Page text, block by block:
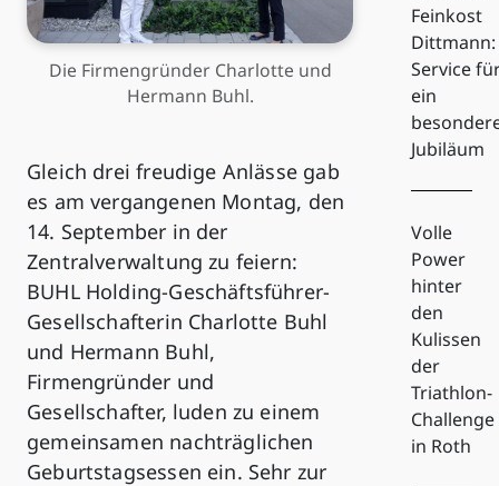
Die Firmengründer Charlotte und
Hermann Buhl.
Gleich drei freudige Anlässe gab
es am vergangenen Montag, den
14. September in der
Zentralverwaltung zu feiern:
BUHL Holding-Geschäftsführer-
Gesellschafterin Charlotte Buhl
und Hermann Buhl,
Firmengründer und
Gesellschafter, luden zu einem
gemeinsamen nachträglichen
Geburtstagsessen ein. Sehr zur
Feinkost
Dittmann:
Service
ein
Jubiläum
Volle
Power
hinter
den
Kulissen
der
Triathlon-
Challenge
in Roth